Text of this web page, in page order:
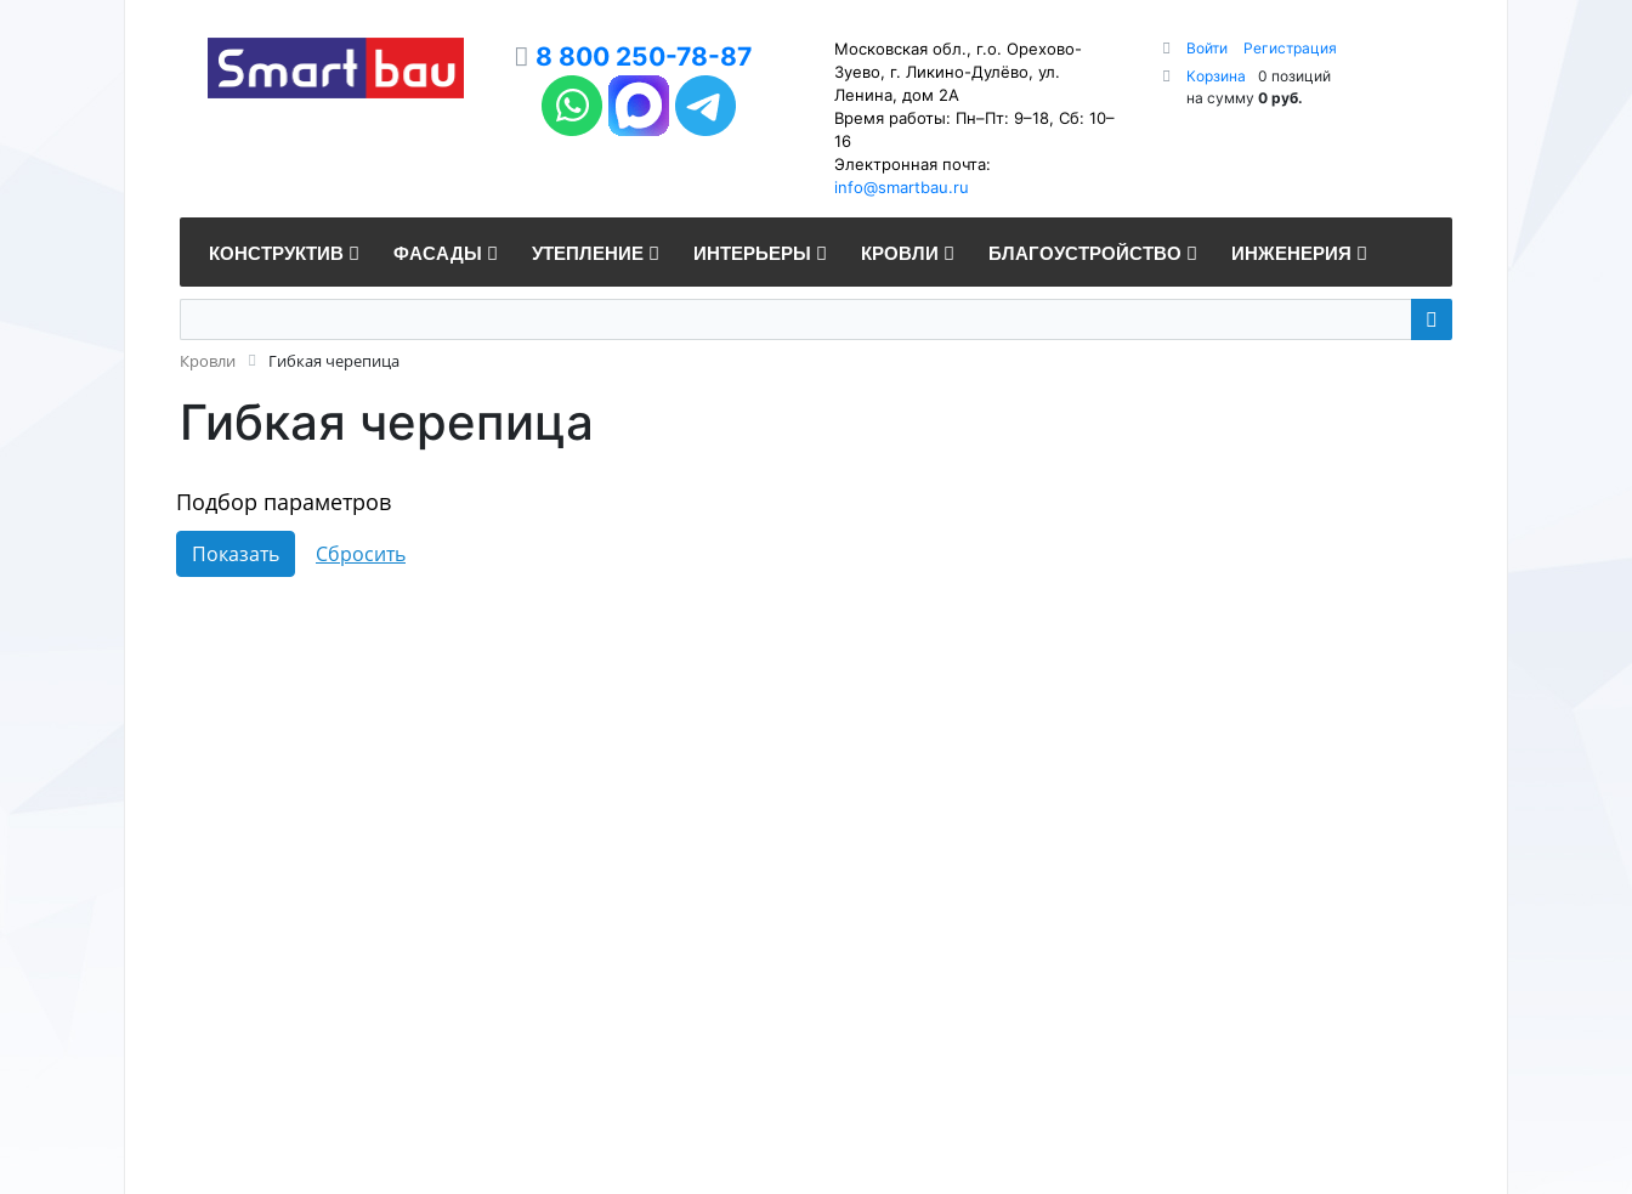
8 800 250-78-87
Московская обл., г.о. Орехово-
Зуево, г. Ликино-Дулёво, ул.
Ленина, дом 2А
Время работы: Пн–Пт: 9–18, Сб: 10–
16
Электронная почта:
info@smartbau.ru
Войти
Регистрация
Корзина
0 позиций
на сумму 0 руб.
КОНСТРУКТИВ ФАСАДЫ УТЕПЛЕНИЕ ИНТЕРЬЕРЫ КРОВЛИ БЛАГОУСТРОЙСТВО ИНЖЕНЕРИЯ
Кровли Гибкая черепица
Гибкая черепица
Подбор параметров